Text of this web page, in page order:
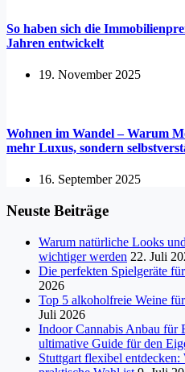
So haben sich die
Jahren entwickelt
19. November 2025
Wohnen im Wandel – Warum
mehr Luxus, sondern
16. September 2025
Neuste Beiträge
Warum natürliche Looks
wichtiger werden 22. Juli
Die perfekten Spielgeräte
2026
Top 5 alkoholfreie Weine
Juli 2026
Indoor Cannabis Anbau für
ultimative Guide für den
Stuttgart flexibel